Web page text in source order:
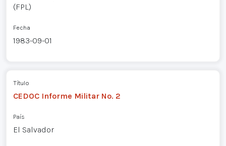
(FPL)
Fecha
1983-09-01
Título
CEDOC Informe Militar No. 2
País
El Salvador